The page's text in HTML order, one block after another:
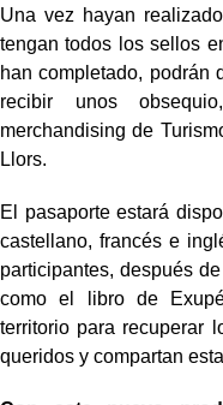
Una vez hayan
tengan todos los sellos
han completado, podrán
recibir unos
merchandising de
Llors.
El pasaporte estará
castellano, francés e
participantes, después
como el libro de
territorio para recuperar
queridos y compartan